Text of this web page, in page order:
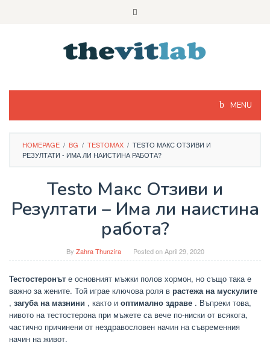
MENU
HOMEPAGE / BG / TESTOMAX / TESTO МАКС ОТЗИВИ И
РЕЗУЛТАТИ - ИМА ЛИ НАИСТИНА РАБОТА?
Testo Макс Отзиви и
Резултати – Има ли наистина
работа?
By Zahra Thunzira Posted onApril 29, 2020
Тестостеронът е основният мъжки полов хормон, но също така е
важно за жените. Той играе ключова роля в растежа на мускулите
, загуба на мазнини , както и оптимално здраве . Въпреки това,
нивото на тестостерона при мъжете са вече по-ниски от всякога,
частично причинени от нездравословен начин на съвременния
начин на живот.